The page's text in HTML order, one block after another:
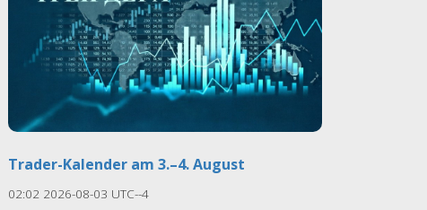
Trader-Kalender am 3.–4. August
02:02 2026-08-03 UTC--4